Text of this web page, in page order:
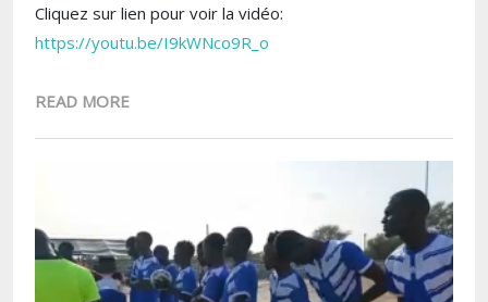
Cliquez sur lien pour voir la vidéo:
https://youtu.be/I9kWNco9R_o
READ MORE